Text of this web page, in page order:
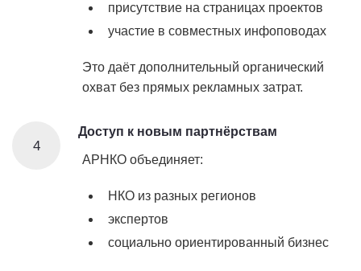
присутствие на страницах проектов
участие в совместных инфоповодах
Это даёт дополнительный органический
охват без прямых рекламных затрат.
4
Доступ к новым партнёрствам
АРНКО объединяет:
НКО из разных регионов
экспертов
социально ориентированный бизнес